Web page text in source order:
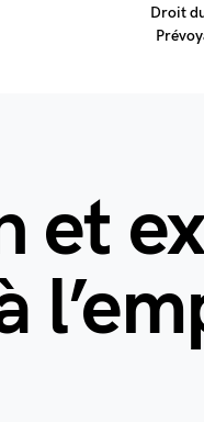
Droit
et